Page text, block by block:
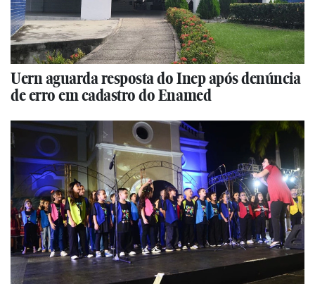
Uern aguarda resposta do Inep após denúncia
de erro em cadastro do Enamed